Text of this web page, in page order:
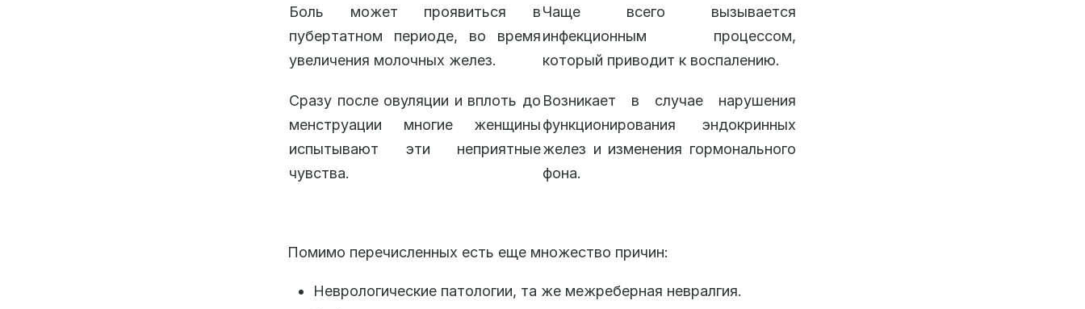
Боль может проявиться в
пубертатном периоде, во время
увеличения молочных желез.
Чаще всего вызывается
инфекционным процессом,
который приводит к воспалению.
Сразу после овуляции и вплоть до
менструации многие женщины
испытывают эти неприятные
чувства.
Возникает в случае нарушения
функционирования эндокринных
желез и изменения гормонального
фона.
Помимо перечисленных есть еще множество причин:
Неврологические патологии, та же межреберная невралгия.